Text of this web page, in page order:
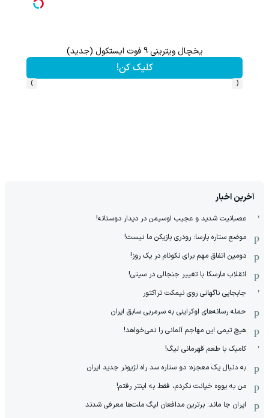
یخچال ویترینی 9 فوت ایستکول (جدید)
کلیک کن!
‹
›
آخرین اخبار
عصبانیت شدید و عجیب اوسیمن در دیدار دوستانه!
موضع ستاره بارسا: رودری بازیکن ما نیست!
دومین اتفاق مهم برای نکونام در یک روز!
انقلاب مارسکا با تغییر جنجالی در سیتی!
جابجایی ناگهانی روی نیمکت تراکتور
حمله رسانه‌های اوکراینی به سرمربی سابق ایران
هیچ‌ تیمی این مهاجم آلمانی را نمی‌خواهد!
کامبک با طعم قهرمانی لیگ!
به دنبال یک معجزه: دو ستاره سد راه لژیونر جدید ایران
من به یووه خیانت نکردم، فقط به اینتر رفتم!
ایران جا ماند: برترین مدافعان لیگ ملت‌ها معرفی شدند